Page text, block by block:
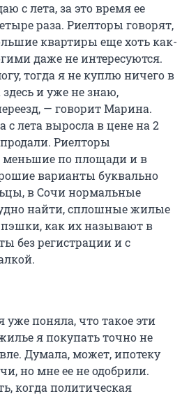
с лета, за это время ее
раза. Риелторы говорят,
квартиры еще хоть как-
даже не интересуются.
тогда я не куплю ничего в
и уже не знаю,
— говорит Марина.
с лета выросла в цене на 2
Риелторы
меньшие по площади и в
варианты буквально
в Сочи нормальные
найти, сплошные жилые
как их называют в
без регистрации и с
уже поняла, что такое эти
я покупать точно не
Думала, может, ипотеку
но мне ее не одобрили.
когда политическая